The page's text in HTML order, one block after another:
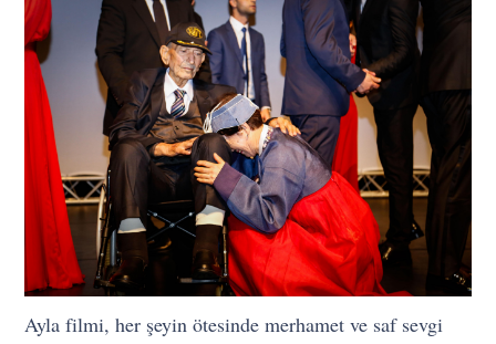
Ayla filmi, her şeyin ötesinde merhamet ve saf sevgi